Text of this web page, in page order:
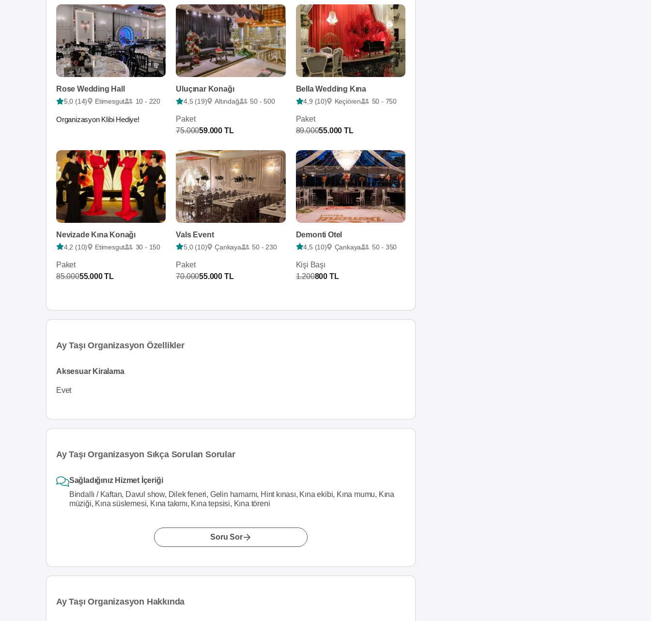
Rose Wedding Hall
5,0 (14) Etimesgut 10 - 220
Organizasyon Klibi Hediye!
Uluçınar Konağı
4,5 (19) Altındağ 50 - 500
Paket
75.00059.000 TL
Bella Wedding Kına
4,9 (10) Keçiören 50 - 750
Paket
89.00055.000 TL
Nevizade Kına Konağı
4,2 (10) Etimesgut 30 - 150
Paket
85.00055.000 TL
Vals Event
5,0 (10) Çankaya 50 - 230
Paket
70.00055.000 TL
Demonti Otel
4,5 (10) Çankaya 50 - 350
Kişi Başı
1.200800 TL
Ay Taşı Organizasyon Özellikler
Aksesuar Kiralama
Evet
Ay Taşı Organizasyon Sıkça Sorulan Sorular
Sağladığınız Hizmet İçeriği
Bindallı / Kaftan, Davul show, Dilek feneri, Gelin hamamı, Hint kınası, Kına ekibi, Kına mumu, Kına
müziği, Kına süslemesi, Kına takımı, Kına tepsisi, Kına töreni
Soru Sor
Ay Taşı Organizasyon Hakkında